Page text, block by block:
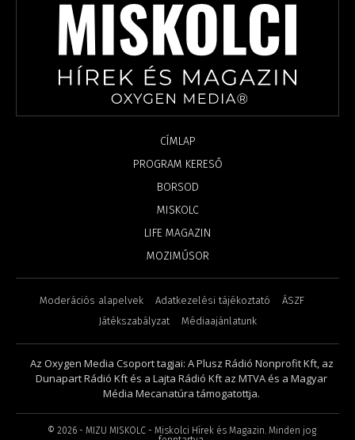
CÍMLAP
PROGRAM KERESŐ
BORSOD
MISKOLC
LIFE MAGAZIN
MOZIMŰSOR
Moderációs alapelvek Adatkezelési tájékoztató
ÁSZF
Játékszabályzat
Médiaajánlatunk
Az Oxygen Media Csoport tagjai: A Plusz Rádió Nonprofit Kft, az
Dunapart Rádió Kft és a Lajta Rádió Kft az MTVA és a Magyar
Média Mecanatúra támogatottja.
© 2026- MIZU MISKOLC - Miskolci Hírek és Magazin. Minden jog